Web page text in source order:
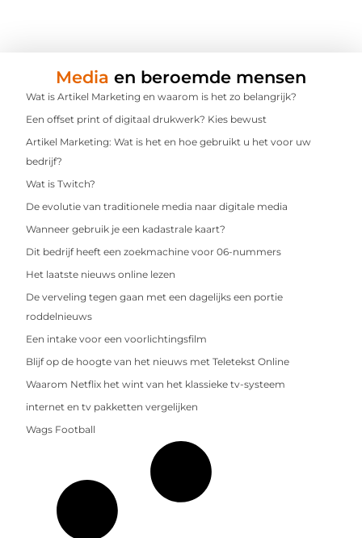
Media en beroemde mensen
Wat is Artikel Marketing en waarom is het zo belangrijk?
Een offset print of digitaal drukwerk? Kies bewust
Artikel Marketing: Wat is het en hoe gebruikt u het voor uw
bedrijf?
Wat is Twitch?
De evolutie van traditionele media naar digitale media
Wanneer gebruik je een kadastrale kaart?
Dit bedrijf heeft een zoekmachine voor 06-nummers
Het laatste nieuws online lezen
De verveling tegen gaan met een dagelijks een portie
roddelnieuws
Een intake voor een voorlichtingsfilm
Blijf op de hoogte van het nieuws met Teletekst Online
Waarom Netflix het wint van het klassieke tv-systeem
internet en tv pakketten vergelijken
Wags Football